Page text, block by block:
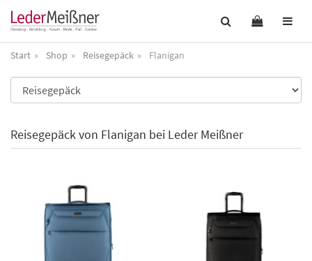
Start Shop Reisegepäck Flanigan
Reisegepäck von Flanigan bei Leder Meißner